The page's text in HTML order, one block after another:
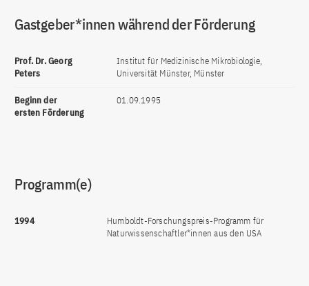
Gastgeber*innen während der Förderung
Prof. Dr. Georg
Peters
Institut für Medizinische Mikrobiologie,
Universität Münster, Münster
Beginn der
ersten Förderung
01.09.1995
Programm(e)
1994
Humboldt-Forschungspreis-Programm für
Naturwissenschaftler*innen aus den USA